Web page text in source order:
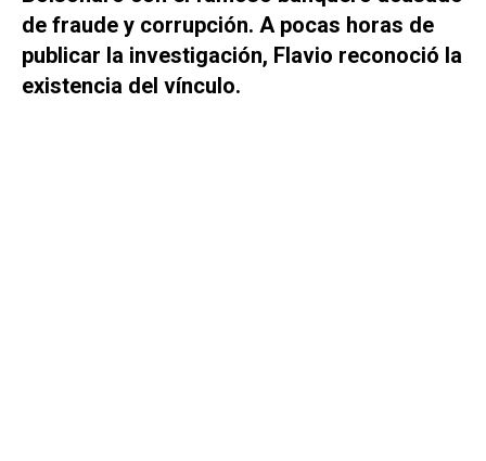
de fraude y corrupción. A pocas horas de
publicar la investigación, Flavio reconoció la
existencia del vínculo.